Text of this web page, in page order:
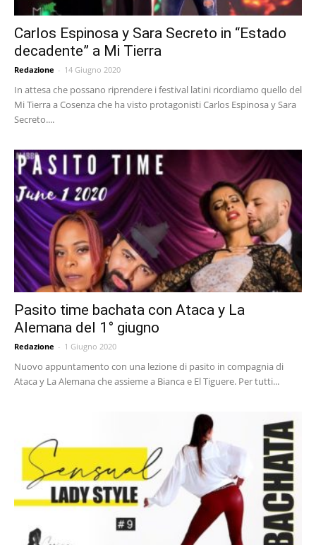
Carlos Espinosa y Sara Secreto in “Estado
decadente” a Mi Tierra
Redazione - 14 Giugno 2020
In attesa che possano riprendere i festival latini ricordiamo quello del
Mi Tierra a Cosenza che ha visto protagonisti Carlos Espinosa y Sara
Secreto....
Pasito time bachata con Ataca y La
Alemana del 1° giugno
Redazione - 1 Giugno 2020
Nuovo appuntamento con una lezione di pasito in compagnia di
Ataca y La Alemana che assieme a Bianca e El Tiguere. Per tutti...